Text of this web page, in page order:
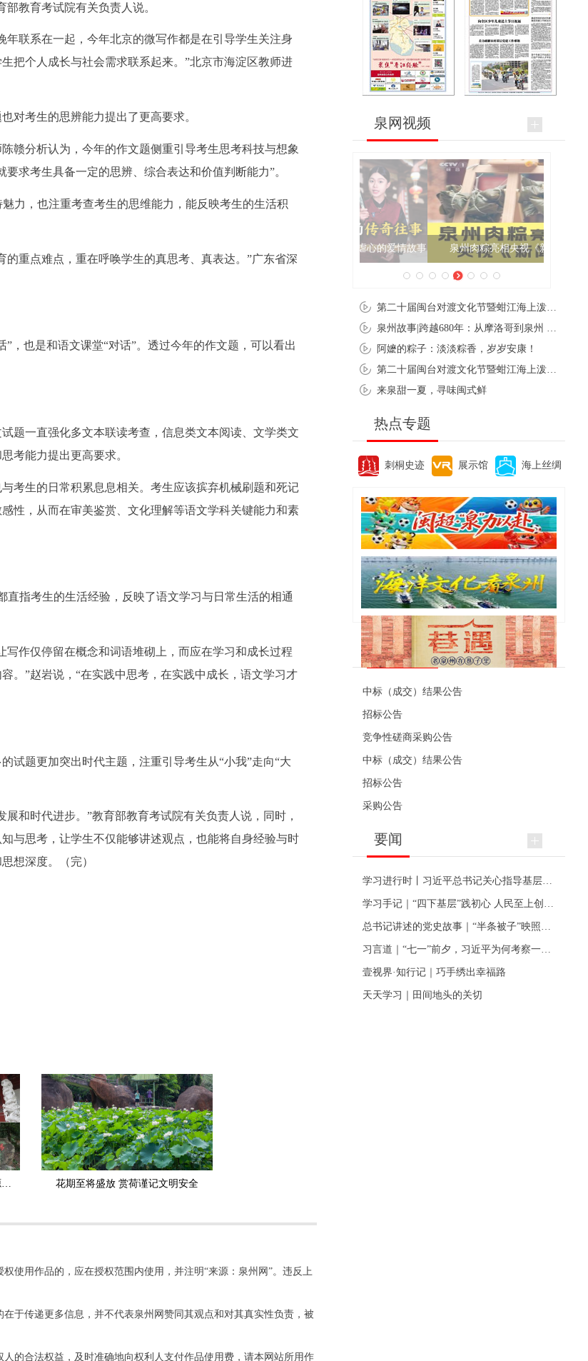
教育考试院有关负责人说。
联系在一起，今年北京的微写作都是在引导学生关注身
把个人成长与社会需求联系起来。”北京市海淀区教师进
对考生的思辨能力提出了更高要求。
赣分析认为，今年的作文题侧重引导考生思考科技与想象
求考生具备一定的思辨、综合表达和价值判断能力”。
力，也注重考查考生的思维能力，能反映考生的生活积
重点难点，重在呼唤学生的真思考、真表达。”广东省深
，也是和语文课堂“对话”。透过今年的作文题，可以看出
题一直强化多文本联读考查，信息类文本阅读、文学类文
考能力提出更高要求。
考生的日常积累息息相关。考生应该摈弃机械刷题和死记
性，从而在审美鉴赏、文化理解等语文学科关键能力和素
指考生的生活经验，反映了语文学习与日常生活的相通
作仅停留在概念和词语堆砌上，而应在学习和成长过程
。”赵岩说，“在实践中思考，在实践中成长，语文学习才
试题更加突出时代主题，注重引导考生从“小我”走向“大
和时代进步。”教育部教育考试院有关负责人说，同时，
与思考，让学生不仅能够讲述观点，也能将自身经验与时
想深度。（完）
文化名胜荟萃，别有洞天 探秘清源山三十六岩洞 花期至将盛放 赏荷谨记文明安全
使用作品的，应在授权范围内使用，并注明“来源：泉州网”。违反上
于传递更多信息，并不代表泉州网赞同其观点和对其真实性负责，被
的合法权益，及时准确地向权利人支付作品使用费，请本网站所用作
泉网视频
泉州肉粽亮相央视《新闻联播》
阿嬷的粽子：淡淡粽香，岁岁安康！
来泉甜一夏，寻味闽式鲜
热点专题
刺桐史迹 展示馆 海上丝绸
便民资讯
中标（成交）结果公告
招标公告
竞争性磋商采购公告
中标（成交）结果公告
招标公告
采购公告
要闻
壹视界·知行记｜巧手绣出幸福路
天天学习｜田间地头的关切